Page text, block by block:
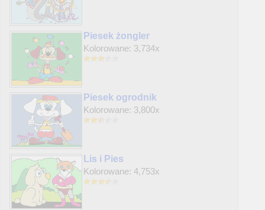
Piesek żongler
Kolorowane: 3,734x
Piesek ogrodnik
Kolorowane: 3,800x
Lis i Pies
Kolorowane: 4,753x